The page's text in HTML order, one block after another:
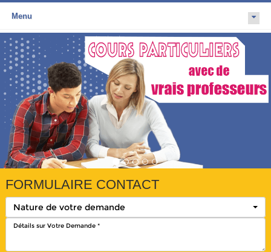
Menu
FORMULAIRE CONTACT
Nature de votre demande